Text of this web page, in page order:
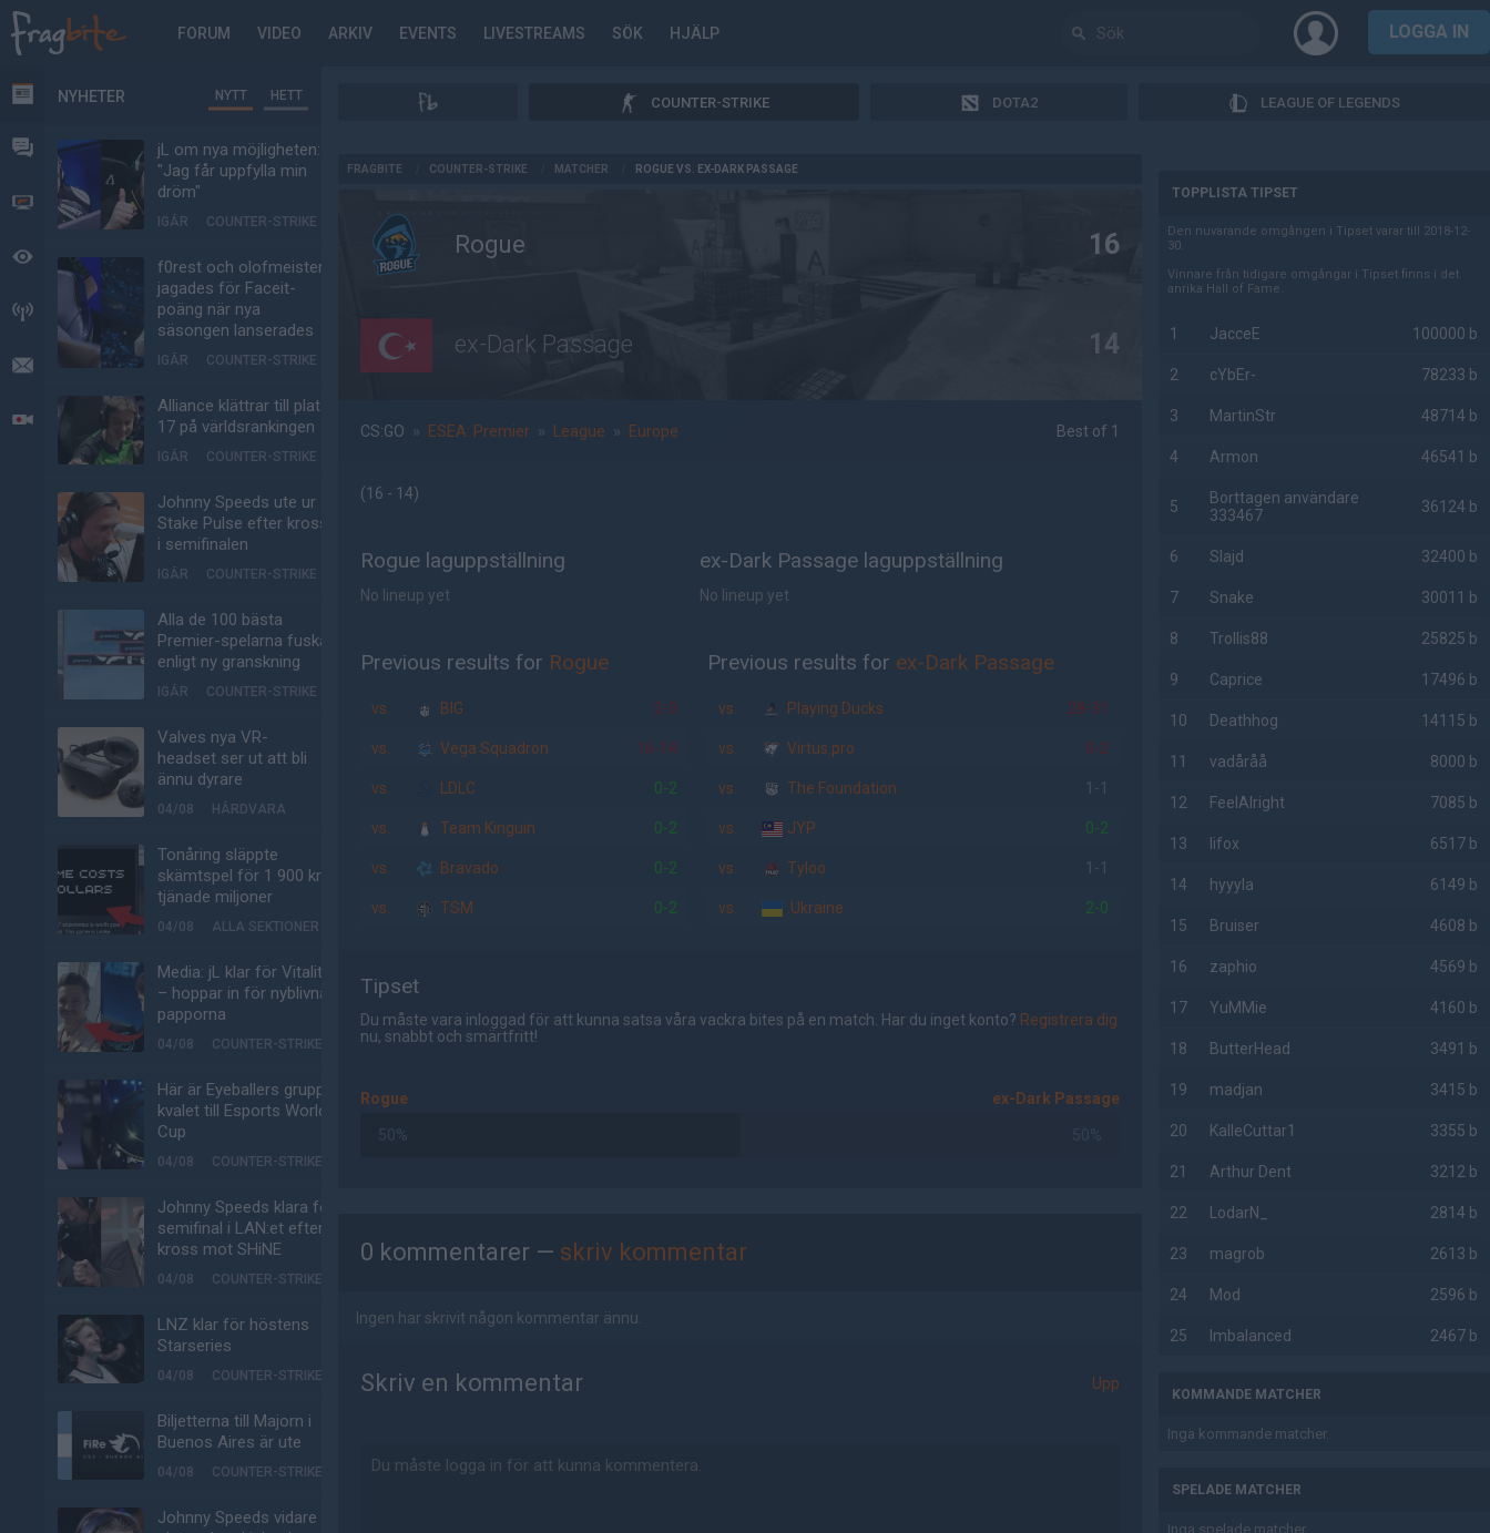
FORUM VIDEO ARKIV EVENTS LIVESTREAMS SÖK HJÄLP LOGGA IN
NYHETER
FORUM
VIDEO
BEVAKAT
HÄNDELSER
MEDDELANDEN
LIVESÄNDNINGAR
NYHETER NYTT HETT
jL om nya möjligheten:
"Jag får uppfylla min
dröm"
IGÅR COUNTER-STRIKE
f0rest och olofmeister
jagades för Faceit-
poäng när nya
säsongen lanserades
IGÅR COUNTER-STRIKE
Alliance klättrar till plats
17 på världsrankingen
IGÅR COUNTER-STRIKE
Johnny Speeds ute ur
Stake Pulse efter kross
i semifinalen
IGÅR COUNTER-STRIKE
Alla de 100 bästa
Premier-spelarna fuskar
enligt ny granskning
IGÅR COUNTER-STRIKE
Valves nya VR-
headset ser ut att bli
ännu dyrare
04/08 HÅRDVARA
Tonåring släppte
skämtspel för 1 900 kr –
tjänade miljoner
04/08 ALLA SEKTIONER
Media: jL klar för Vitality
– hoppar in för nyblivna
papporna
04/08 COUNTER-STRIKE
Här är Eyeballers grupp i
kvalet till Esports World
Cup
04/08 COUNTER-STRIKE
Johnny Speeds klara för
semifinal i LAN:et efter
kross mot SHiNE
04/08 COUNTER-STRIKE
LNZ klar för höstens
Starseries
04/08 COUNTER-STRIKE
Biljetterna till Majorn i
Buenos Aires är ute
04/08 COUNTER-STRIKE
Johnny Speeds vidare till
COUNTER-STRIKE DOTA2 LEAGUE OF LEGENDS
FRAGBITE COUNTER-STRIKE MATCHER ROGUE VS. EX-DARK PASSAGE
Rogue 16
ex-Dark Passage 14
CS:GO » ESEA: Premier » League » Europe Best of 1
(16 - 14)
Rogue laguppställning
No lineup yet
ex-Dark Passage laguppställning
No lineup yet
Previous results for Rogue
vs. BIG 2-0
vs. Vega Squadron 16-14
vs. LDLC 0-2
vs. Team Kinguin 0-2
vs. Bravado 0-2
vs. TSM 0-2
Previous results for ex-Dark Passage
vs. Playing Ducks 28-31
vs. Virtus.pro 0-2
vs. The Foundation 1-1
vs. JYP 0-2
vs. Tyloo 1-1
vs. .Ukraine 2-0
Tipset
Du måste vara inloggad för att kunna satsa våra vackra bites på en match. Har du inget konto? Registrera dig
nu, snabbt och smärtfritt!
Rogue ex-Dark Passage
50% 50%
0 kommentarer — skriv kommentar
Ingen har skrivit någon kommentar ännu.
Skriv en kommentar Upp
TOPPLISTA TIPSET
Den nuvarande omgången i Tipset varar till 2018-12-
30.
Vinnare från tidigare omgångar i Tipset finns i det
anrika Hall of Fame.
1 JacceE 100000 b
2 cYbEr- 78233 b
3 MartinStr 48714 b
4 Armon 46541 b
5
Borttagen användare
333467
36124 b
6 Slajd 32400 b
7 Snake 30011 b
8 Trollis88 25825 b
9 Caprice 17496 b
10 Deathhog 14115 b
11 vadåråå 8000 b
12 FeelAlright 7085 b
13 lifox 6517 b
14 hyyyla 6149 b
15 Bruiser 4608 b
16 zaphio 4569 b
17 YuMMie 4160 b
18 ButterHead 3491 b
19 madjan 3415 b
20 KalleCuttar1 3355 b
21 Arthur Dent 3212 b
22 LodarN_ 2814 b
23 magrob 2613 b
24 Mod 2596 b
25 Imbalanced 2467 b
KOMMANDE MATCHER
Inga kommande matcher.
SPELADE MATCHER
Inga spelade matcher.